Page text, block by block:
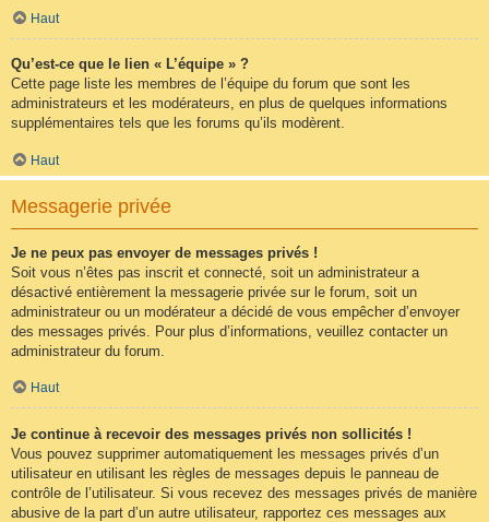
Haut
Qu’est-ce que le lien « L’équipe » ?
Cette page liste les membres de l’équipe du forum que sont les
administrateurs et les modérateurs, en plus de quelques informations
supplémentaires tels que les forums qu’ils modèrent.
Haut
Messagerie privée
Je ne peux pas envoyer de messages privés !
Soit vous n’êtes pas inscrit et connecté, soit un administrateur a
désactivé entièrement la messagerie privée sur le forum, soit un
administrateur ou un modérateur a décidé de vous empêcher d’envoyer
des messages privés. Pour plus d’informations, veuillez contacter un
administrateur du forum.
Haut
Je continue à recevoir des messages privés non sollicités !
Vous pouvez supprimer automatiquement les messages privés d’un
utilisateur en utilisant les règles de messages depuis le panneau de
contrôle de l’utilisateur. Si vous recevez des messages privés de manière
abusive de la part d’un autre utilisateur, rapportez ces messages aux